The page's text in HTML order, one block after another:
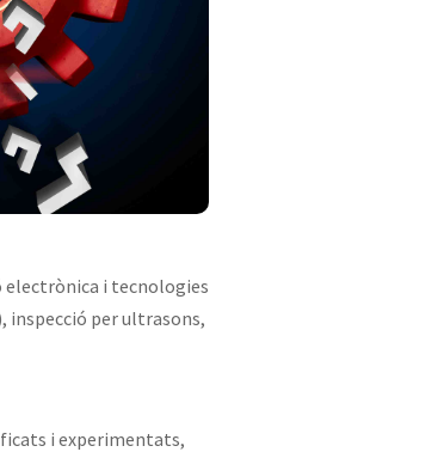
electrònica i tecnologies
inspecció per ultrasons,
i experimentats,